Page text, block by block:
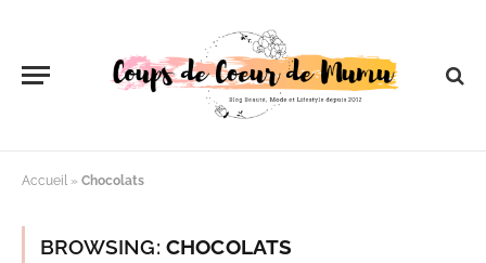
Accueil » Chocolats
BROWSING: CHOCOLATS